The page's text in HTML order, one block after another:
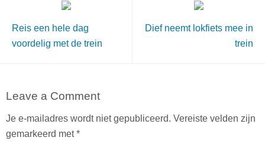
Reis een hele dag
voordelig met de trein
Dief neemt lokfiets mee in
trein
Leave a Comment
Je e-mailadres wordt niet gepubliceerd. Vereiste velden zijn
gemarkeerd met*